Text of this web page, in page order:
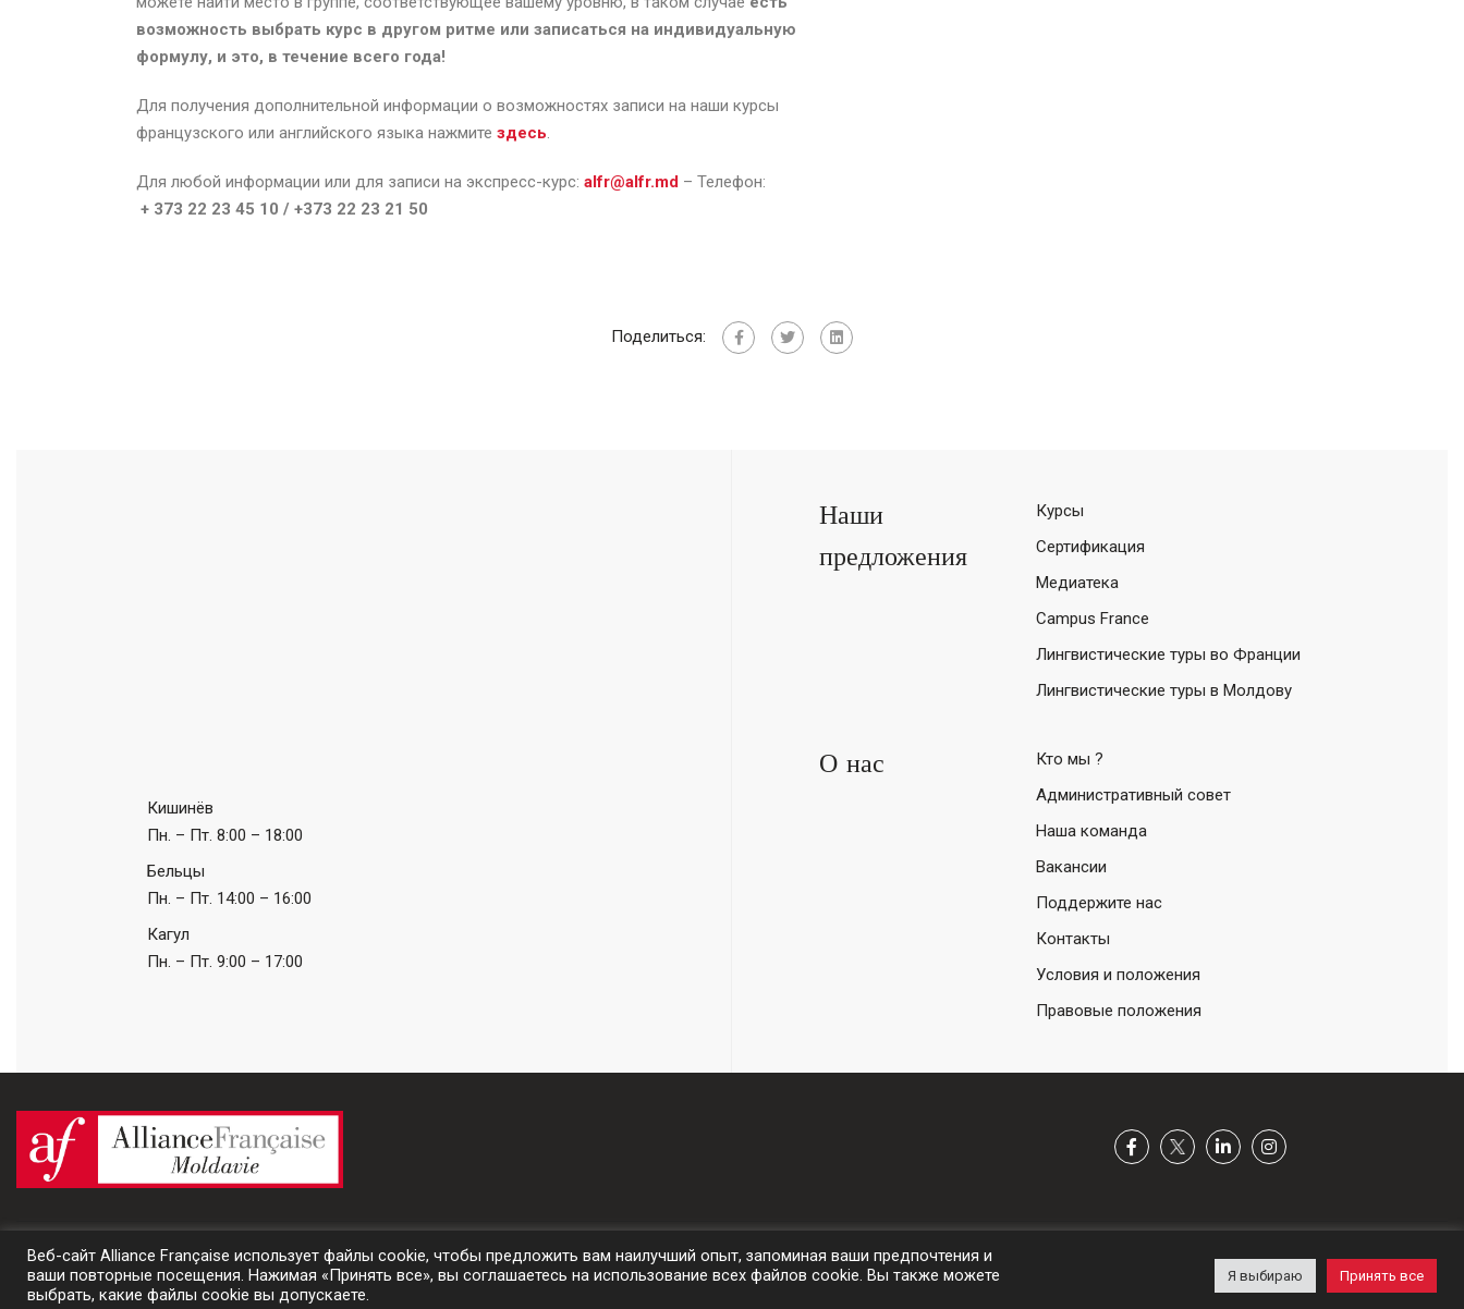
возможность выбрать курс в другом ритме или записаться на индивидуальную
формулу, и это, в течение всего года!
Для получения дополнительной информации о возможностях записи на наши курсы
французского или английского языка нажмите здесь.
Для любой информации или для записи на экспресс-курс: alfr@alfr.md – Телефон:
+ 373 22 23 45 10 / +373 22 23 21 50
Поделиться:
Кишинёв
Пн. – Пт. 8:00 – 18:00
Бельцы
Пн. – Пт. 14:00 – 16:00
Кагул
Пн. – Пт. 9:00 – 17:00
Наши
предложения
Курсы
Сертификация
Медиатека
Campus France
Лингвистические туры во Франции
Лингвистические туры в Молдову
О нас
Кто мы ?
Административный совет
Наша команда
Вакансии
Поддержите нас
Контакты
Условия и положения
Правовые положения
© 2024 Alliance Française de Moldavie | un sitePrestaweb
Веб-сайт Alliance Française использует файлы cookie, чтобы предложить вам наилучший опыт, запоминая ваши предпочтения и
ваши повторные посещения. Нажимая «Принять все», вы соглашаетесь на использование всех файлов cookie. Вы также можете
выбрать, какие файлы cookie вы допускаете.
Я выбираю Принять все